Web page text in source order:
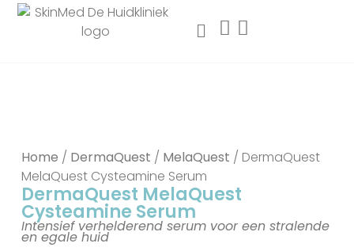
Home / DermaQuest / MelaQuest / DermaQuest
MelaQuest Cysteamine Serum
DermaQuest MelaQuest
Cysteamine Serum
Intensief verhelderend serum voor een stralende
en egale huid